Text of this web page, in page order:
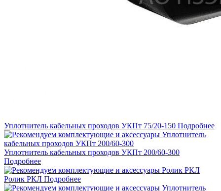
Уплотнитель кабельных проходов УКПт 75/20-150 Подробнее
Уплотнитель кабельных проходов УКПт 200/60-300
Подробнее
Ролик РКЛ Подробнее